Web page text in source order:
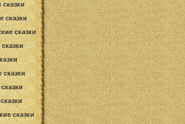
сказки
сказки
сказки
сказки